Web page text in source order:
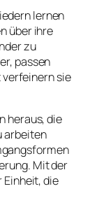
lernen
über ihre
zu
passen
verfeinern sie
heraus, die
arbeiten
Mit der
Einheit, die